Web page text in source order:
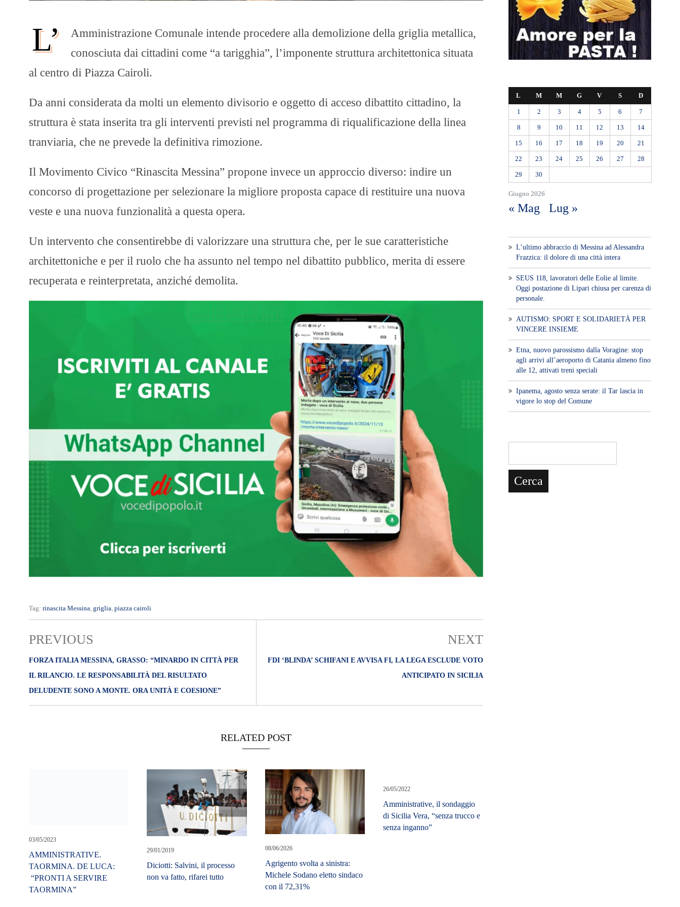
L’
Amministrazione Comunale intende procedere alla demolizione della griglia metallica,
conosciuta dai cittadini come “a tarigghia”, l’imponente struttura architettonica situata
al centro di Piazza Cairoli.
Da anni considerata da molti un elemento divisorio e oggetto di acceso dibattito cittadino, la
struttura è stata inserita tra gli interventi previsti nel programma di riqualificazione della linea
tranviaria, che ne prevede la definitiva rimozione.
Il Movimento Civico “Rinascita Messina” propone invece un approccio diverso: indire un
concorso di progettazione per selezionare la migliore proposta capace di restituire una nuova
veste e una nuova funzionalità a questa opera.
Un intervento che consentirebbe di valorizzare una struttura che, per le sue caratteristiche
architettoniche e per il ruolo che ha assunto nel tempo nel dibattito pubblico, merita di essere
recuperata e reinterpretata, anziché demolita.
Tag: rinascita Messina, griglia, piazza cairoli
PREVIOUS
FORZA ITALIA MESSINA, GRASSO: “MINARDO IN CITTÀ PER
IL RILANCIO. LE RESPONSABILITÀ DEL RISULTATO
DELUDENTE SONO A MONTE. ORA UNITÀ E COESIONE”
NEXT
FDI ‘BLINDA’ SCHIFANI E AVVISA FI, LA LEGA ESCLUDE VOTO
ANTICIPATO IN SICILIA
RELATED POST
TAORMINA”
29/01/2019
Diciotti: Salvini, il processo
non va fatto, rifarei tutto
08/06/2026
Agrigento svolta a sinistra:
Michele Sodano eletto sindaco
con il 72,31%
26/05/2022
Amministrative, il sondaggio
di Sicilia Vera, “senza trucco e
senza inganno”
Giugno 2026
L M M G V S D
1 2 3 4 5 6 7
8 9 10 11 12 13 14
15 16 17 18 19 20 21
22 23 24 25 26 27 28
29 30
« Mag Lug »
L’ultimo abbraccio di Messina ad Alessandra
Frazzica: il dolore di una città intera
SEUS 118, lavoratori delle Eolie al limite.
Oggi postazione di Lipari chiusa per carenza di
personale.
AUTISMO: SPORT E SOLIDARIETÀ PER
VINCERE INSIEME
Etna, nuovo parossismo dalla Voragine: stop
agli arrivi all’aeroporto di Catania almeno fino
alle 12, attivati treni speciali
Ipanema, agosto senza serate: il Tar lascia in
vigore lo stop del Comune